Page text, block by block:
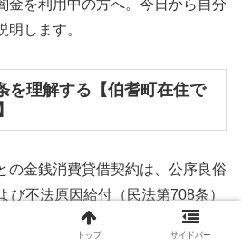
金を利用中の方へ。今日から自分
明します。
を理解する【伯耆町在住で
の金銭消費貸借契約は、公序良俗
び不法原因給付（民法第708条）
は無効です。伯耆町在住であって
トップ サイドバー